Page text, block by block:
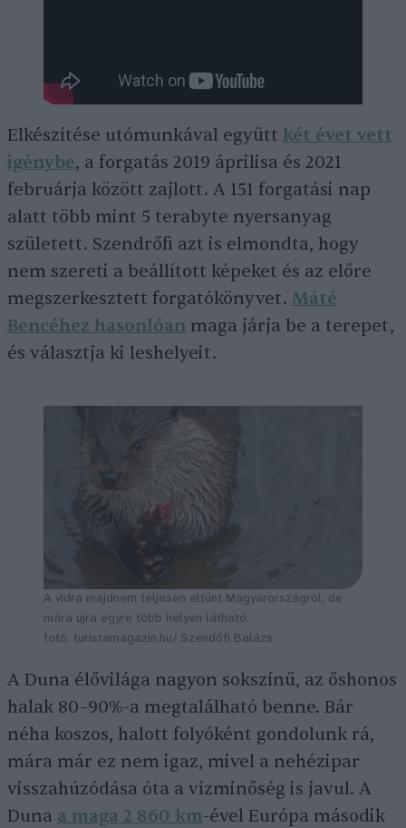
Elkészítése utómunkával együtt két évet vett
igénybe, a forgatás 2019 áprilisa és 2021
februárja között zajlott. A 151 forgatási nap
alatt több mint 5 terabyte nyersanyag
született. Szendrőfi azt is elmondta, hogy
nem szereti a beállított képeket és az előre
megszerkesztett forgatókönyvet. Máté
Bencéhez hasonlóan maga járja be a terepet,
és választja ki leshelyeit.
A vidra majdnem teljesen eltűnt Magyarországról, de
mára újra egyre több helyen látható.
fotó: turistamagazin.hu/ Szendőfi Balázs
A Duna élővilága nagyon sokszínű, az őshonos
halak 80–90%-a megtalálható benne. Bár
néha koszos, halott folyóként gondolunk rá,
mára már ez nem igaz, mivel a nehézipar
visszahúzódása óta a vízminőség is javul. A
Duna a maga 2 860 km-ével Európa második